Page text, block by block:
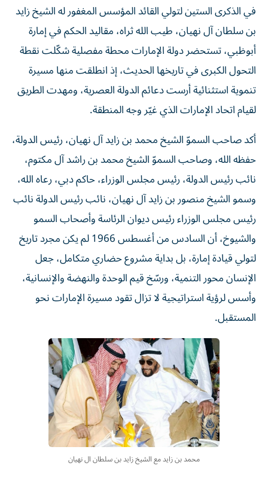
في الذكرى الستين لتولي القائد المؤسس المغفور له الشيخ زايد
بن سلطان آل نهيان، طيب الله ثراه، مقاليد الحكم في إمارة
أبوظبي، تستحضر دولة الإمارات محطة مفصلية شكّلت نقطة
التحول الكبرى في تاريخها الحديث، إذ انطلقت منها مسيرة
تنموية استثنائية أرست دعائم الدولة العصرية، ومهدت الطريق
لقيام اتحاد الإمارات الذي غيّر وجه المنطقة.
أكد صاحب السموّ الشيخ محمد بن زايد آل نهيان، رئيس الدولة،
حفظه الله، وصاحب السموّ الشيخ محمد بن راشد آل مكتوم،
نائب رئيس الدولة، رئيس مجلس الوزراء، حاكم دبي، رعاه الله،
وسمو الشيخ منصور بن زايد آل نهيان، نائب رئيس الدولة نائب
رئيس مجلس الوزراء رئيس ديوان الرئاسة وأصحاب السمو
والشيوخ، أن السادس من أغسطس 1966 لم يكن مجرد تاريخ
لتولي قيادة إمارة، بل بداية مشروع حضاري متكامل، جعل
الإنسان محور التنمية، ورسّخ قيم الوحدة والنهضة والإنسانية،
وأسس لرؤية استراتيجية لا تزال تقود مسيرة الإمارات نحو
المستقبل.
محمد بن زايد مع الشيخ زايد بن سلطان ال نهيان